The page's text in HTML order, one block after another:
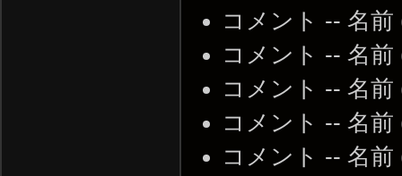
コメント -- 名前
コメント -- 名前
コメント -- 名前
コメント -- 名前
コメント -- 名前